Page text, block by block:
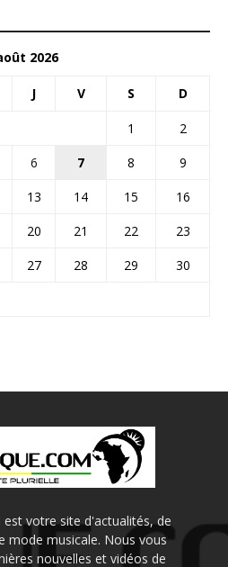
2026
J V S D
1
2
6 7 8
9
13 14 15
16
20 21 22
23
27 28 29
30
est votre site d'actualités, de
mode musicale. Nous vous
nouvelles et vidéos de